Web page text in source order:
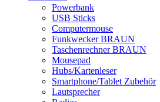
Powerbank
USB Sticks
Computermouse
Funkwecker BRAUN
Taschenrechner BRAUN
Mousepad
Hubs/Kartenleser
Smartphone/Tablet Zubehör
Lautsprecher